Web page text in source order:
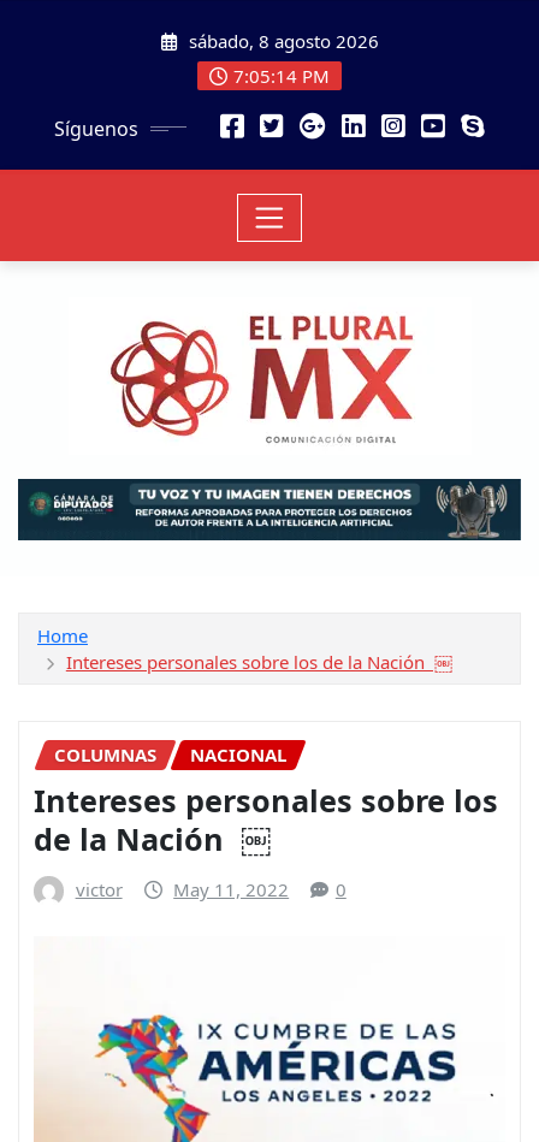
sábado, 8 agosto 2026
7:05:16 PM
Síguenos
Home
Intereses personales sobre los de la Nación ￼
COLUMNAS NACIONAL
Intereses personales sobre los
de la Nación ￼
victor May 11, 2022 0